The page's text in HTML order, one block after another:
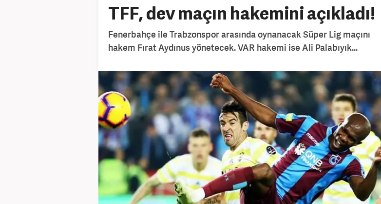
TFF, dev maçın hakemini açıkladı!
Fenerbahçe ile Trabzonspor arasında oynanacak Süper Lig maçını
hakem Fırat Aydınus yönetecek. VAR hakemi ise Ali Palabıyık...